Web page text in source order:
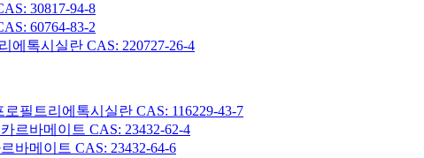
30817-94-8
60764-83-2
에톡시실란 CAS: 220727-26-4
필트리에톡시실란 CAS: 116229-43-7
르바메이트 CAS: 23432-62-4
바메이트 CAS: 23432-64-6